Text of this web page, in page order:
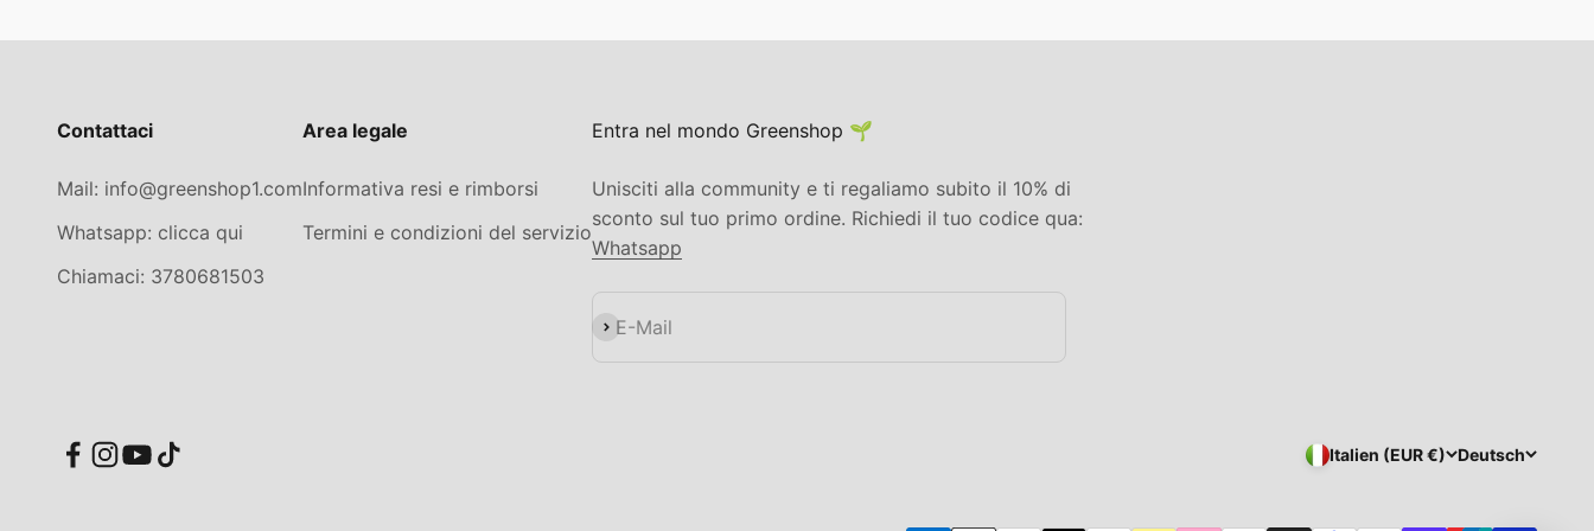
Contattaci
Mail: info@greenshop1.com
Whatsapp: clicca qui
Chiamaci: 3780681503
Area legale
Informativa resi e rimborsi
Termini e condizioni del servizio
Entra nel mondo Greenshop 🌱
Unisciti alla community e ti regaliamo subito il 10% di
sconto sul tuo primo ordine. Richiedi il tuo codice qua:
Whatsapp
E-Mail
Abonnieren
Italien (EUR €) Deutsch